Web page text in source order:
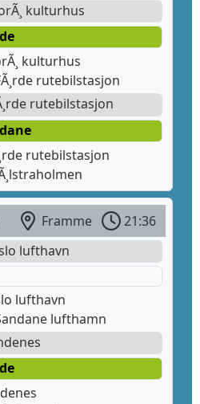
kulturhus
kulturhus
rutebilstasjon
rutebilstasjon
rutebilstasjon
Framme
21:36
lufthavn
lufthavn
lufthamn